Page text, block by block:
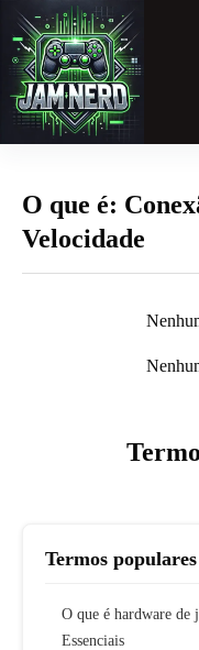
para
conteúdo
O que é:
Velocidade
Termos populares
O que é hardware de
Essenciais